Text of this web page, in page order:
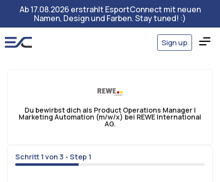
Ab 17.08.2026 erstrahlt EsportConnect mit neuen
Namen, Design und Farben. Stay tuned! :)
Sign up
Schritt 1 von 3 - Step 1
33%
Du bewirbst dich als Product Operations Manager I
Marketing Automation (m/w/x) bei REWE International
AG.